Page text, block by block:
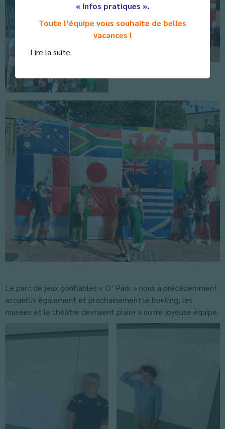
« Infos pratiques ».
Toute l’équipe vous souhaite de belles
vacances !
Lire la suite
Le parc de jeux gonflables « O’ Park » nous a précédemment
accueillis également et prochainement le bowling, les
musées et le théâtre devraient plaire à notre joyeuse équipe.